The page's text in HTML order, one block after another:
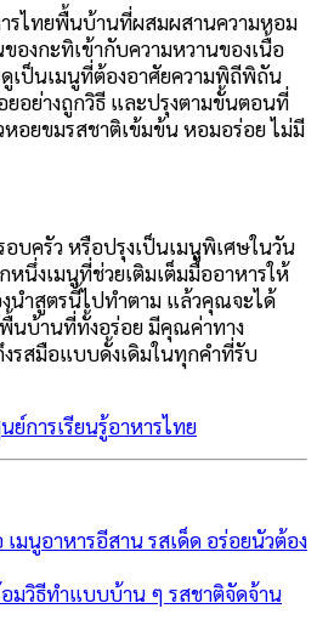
รไทยพื้นบ้านที่ผสมผสานความหอม
องกะทิเข้ากับความหวานของเนื้อ
เป็นเมนูที่ต้องอาศัยความพิถีพิถัน
อย่างถูกวิธี และปรุงตามขั้นตอนที่
อยขมรสชาติเข้มข้น หอมอร่อย ไม่มี
บครัว หรือปรุงเป็นเมนูพิเศษในวัน
นึ่งเมนูที่ช่วยเติมเต็มมื้ออาหารให้
นำสูตรนี้ไปทำตาม แล้วคุณจะได้
นบ้านที่ทั้งอร่อย มีคุณค่าทาง
รสมือแบบดั้งเดิมในทุกคำที่รับ
ย์การเรียนรู้อาหารไทย
มนูอาหารอีสาน รสเด็ด อร่อยนัวต้อง
มวิธีทำแบบบ้าน ๆ รสชาติจัดจ้าน